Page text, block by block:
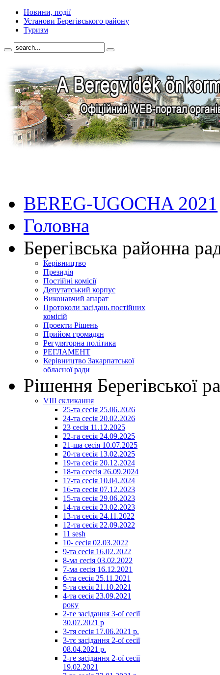
Новини, події
Установи Берегівського району
Туризм
BEREG-UGOCHA 2021
Головна
Берегівська районна
Керівництво
Президія
Постійні комісії
Депутатський корпус
Виконавчий апарат
Протоколи засідань постійних
комісій
Проекти Рішень
Прийом громадян
Регуляторна політика
РЕГЛАМЕНТ
Керівництво Закарпатської
обласної ради
Рішення Берегівської
VIII скликання
25-та сесія 25.06.2026
24-та сесія 20.02.2026
23 сесія 11.12.2025
22-га сесія 24.09.2025
21-ша сесія 10.07.2025
20-та сесія 13.02.2025
19-та сесія 20.12.2024
18-та ссесія 26.09.2024
17-та сесія 10.04.2024
16-та сесія 07.12.2023
15-та сесія 29.06.2023
14-та сесія 23.02.2023
13-та сесія 24.11.2022
12-та сесія 22.09.2022
11 sesh
10- сесія 02.03.2022
9-та сесія 16.02.2022
8-ма сесія 03.02.2022
7-ма сесія 16.12.2021
6-та сесія 25.11.2021
5-та сесія 21.10.2021
4-та сесія 23.09.2021
року
2-ге засідання 3-ої сесії
30.07.2021 р
3-тя сесія 17.06.2021 р.
3-тє засідання 2-ої сесії
08.04.2021 р.
2-ге засідання 2-ої сесії
19.02.2021